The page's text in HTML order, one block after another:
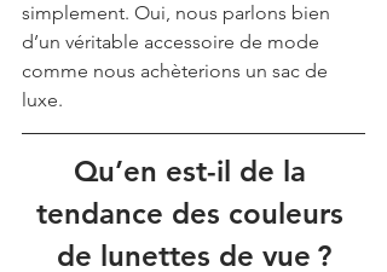
simplement. Oui, nous parlons bien
d’un véritable accessoire de mode
comme nous achèterions un sac de
luxe.
Qu’en est-il de la
tendance des couleurs
de lunettes de vue ?